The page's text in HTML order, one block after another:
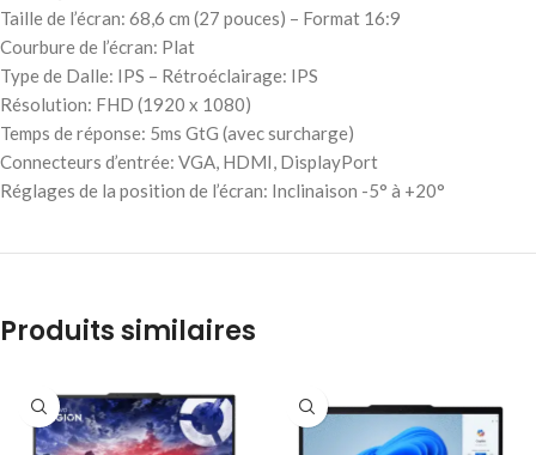
Taille de l’écran: 68,6 cm (27 pouces) – Format 16:9
Courbure de l’écran: Plat
Type de Dalle: IPS – Rétroéclairage: IPS
Résolution: FHD (1920 x 1080)
Temps de réponse: 5ms GtG (avec surcharge)
Connecteurs d’entrée: VGA, HDMI, DisplayPort
Réglages de la position de l’écran: Inclinaison -5° à +20°
Produits similaires